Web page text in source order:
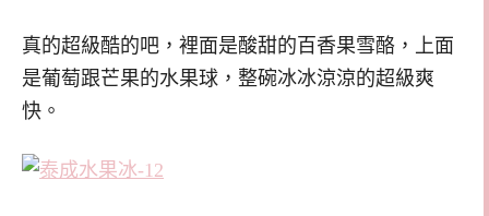
真的超級酷的吧，裡面是酸甜的百香果雪酪，上面
是葡萄跟芒果的水果球，整碗冰冰涼涼的超級爽
快。